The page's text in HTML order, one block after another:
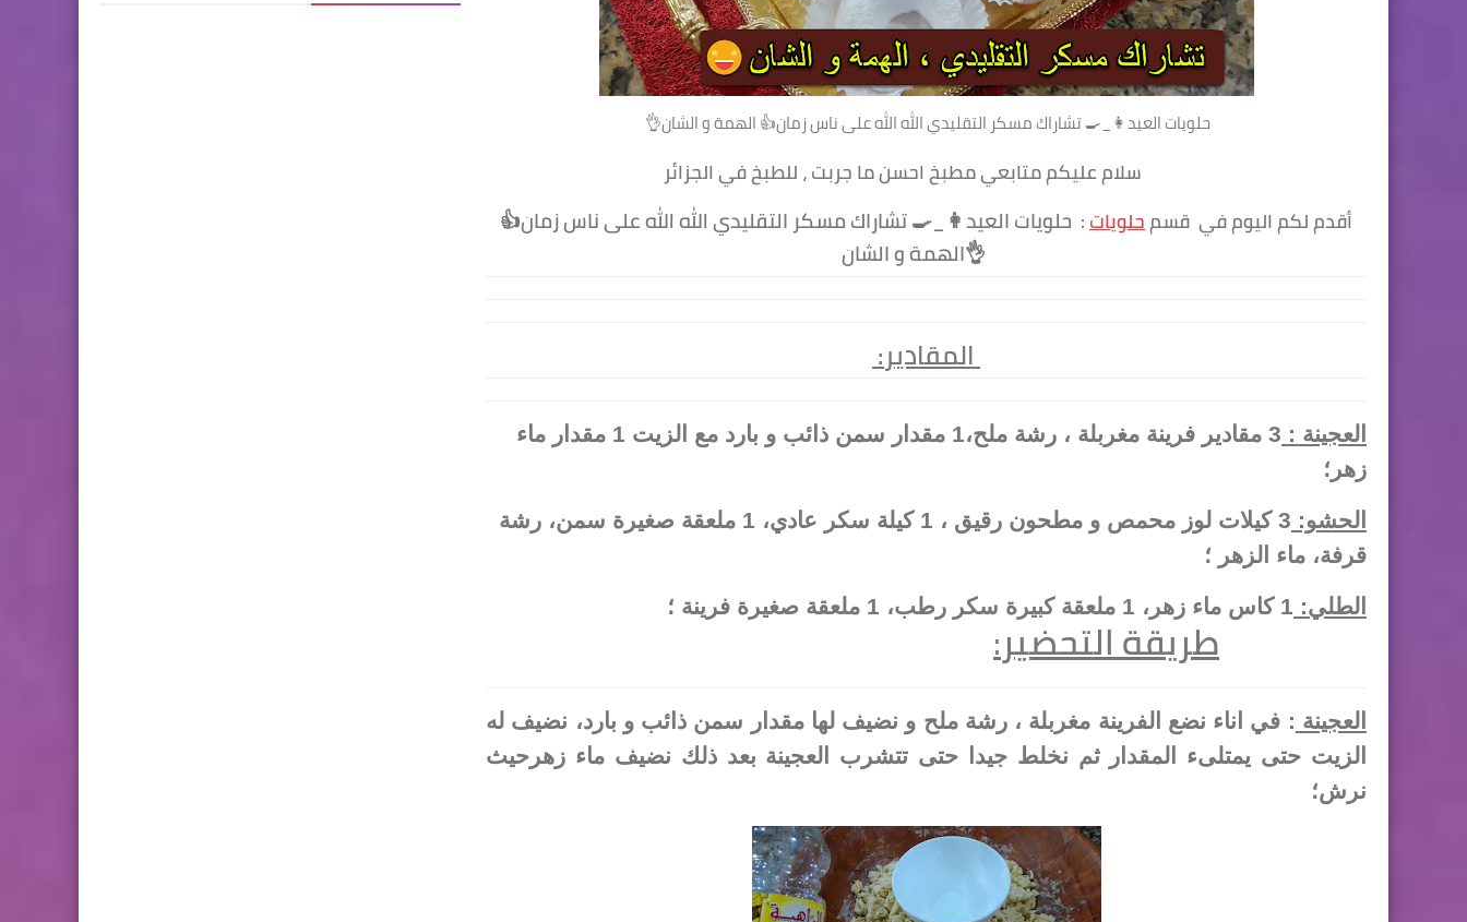
حلويات العيد👩_🍳 تشاراك مسكر التقليدي الله الله على ناس زمان👍 الهمة و الشان👌
أقدم لكم اليوم في قسمحلويات: حلويات العيد👩_🍳 تشاراك مسكر التقليدي الله الله على ناس زمان👍
الهمة و الشان👌
:المقادير
العجينة :
3 مقادير فرينة مغربلة ، رشة ملح،1 مقدار سمن ذائب و بارد مع الزيت 1 مقدار ماء
زهر؛
الحشو:
3 كيلات لوز محمص و مطحون رقيق ، 1 كيلة سكر عادي، 1 ملعقة صغيرة سمن، رشة
قرفة، ماء الزهر ؛
الطلي: 1 كاس ماء زهر، 1 ملعقة كبيرة سكر رطب، 1 ملعقة صغيرة فرينة ؛
طريقة التحضير:
العجينة : في اناء نضع الفرينة مغربلة ، رشة ملح و نضيف لها مقدار سمن ذائب و بارد، نضيف له
الزيت حتى يمتلىء المقدار ثم نخلط جيدا حتى تتشرب العجينة بعد ذلك نضيف ماء زهرحيث
نرش؛